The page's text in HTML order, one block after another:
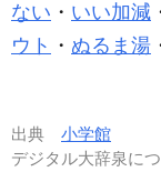
ない ・ いい加減
ウト ・ ぬるま湯
出典 小学館
デジタル大辞泉に